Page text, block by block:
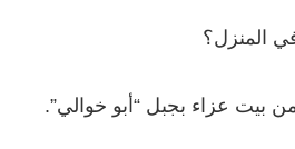
المنزل؟
بيت عزاء بجبل “أبو خوالي”.